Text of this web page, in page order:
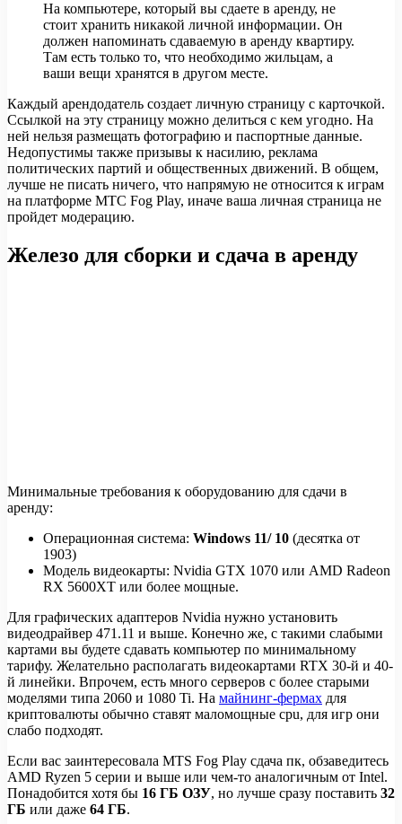
На компьютере, который вы сдаете в аренду, не
стоит хранить никакой личной информации. Он
должен напоминать сдаваемую в аренду квартиру.
Там есть только то, что необходимо жильцам, а
ваши вещи хранятся в другом месте.
Каждый арендодатель создает личную страницу с карточкой.
Ссылкой на эту страницу можно делиться с кем угодно. На
ней нельзя размещать фотографию и паспортные данные.
Недопустимы также призывы к насилию, реклама
политических партий и общественных движений. В общем,
лучше не писать ничего, что напрямую не относится к играм
на платформе МТС Fog Play, иначе ваша личная страница не
пройдет модерацию.
Железо для сборки и сдача в аренду
Минимальные требования к оборудованию для сдачи в
аренду:
Операционная система: Windows 11/ 10 (десятка от
1903)
Модель видеокарты: Nvidia GTX 1070 или AMD Radeon
RX 5600XT или более мощные.
Для графических адаптеров Nvidia нужно установить
видеодрайвер 471.11 и выше. Конечно же, с такими слабыми
картами вы будете сдавать компьютер по минимальному
тарифу. Желательно располагать видеокартами RTX 30-й и 40-
й линейки. Впрочем, есть много серверов с более старыми
моделями типа 2060 и 1080 Ti. На майнинг-фермах для
криптовалюты обычно ставят маломощные cpu, для игр они
слабо подходят.
Если вас заинтересовала MTS Fog Play сдача пк, обзаведитесь
AMD Ryzen 5 серии и выше или чем-то аналогичным от Intel.
Понадобится хотя бы 16 ГБ ОЗУ, но лучше сразу поставить 32
ГБ или даже 64 ГБ.